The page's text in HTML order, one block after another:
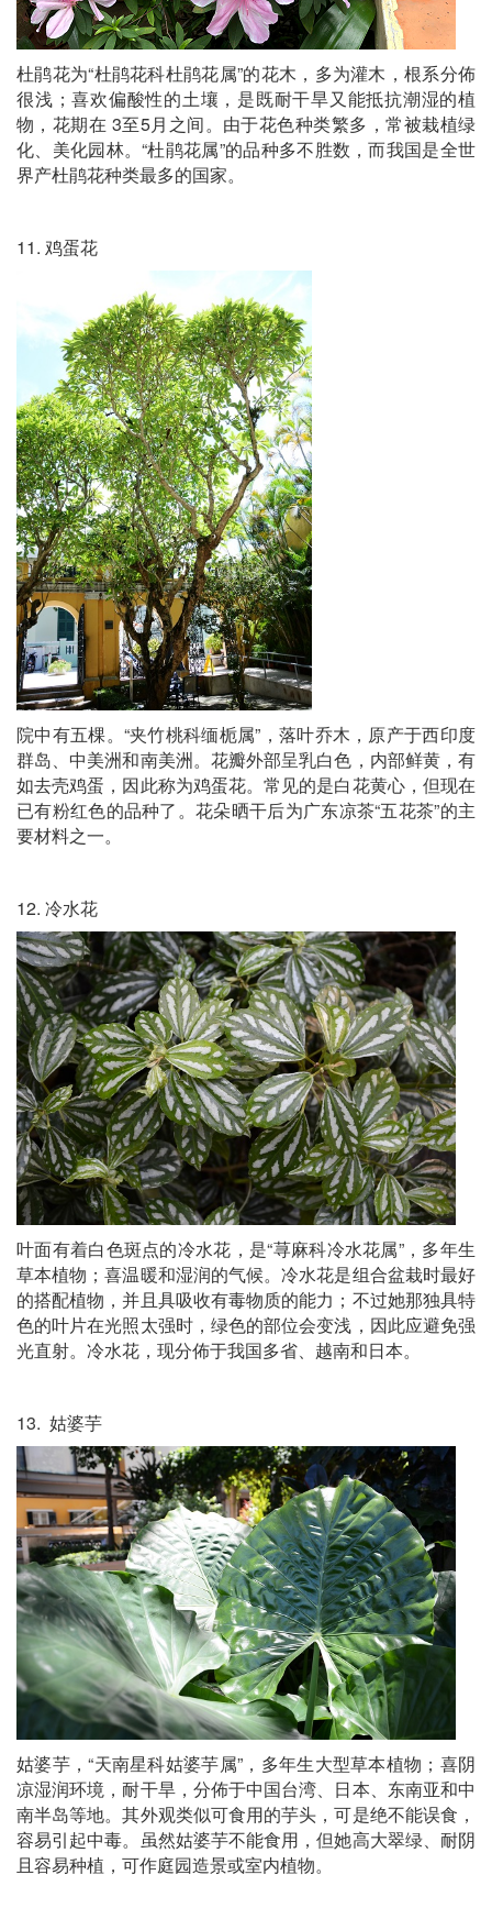
杜鹃花为“杜鹃花科杜鹃花属”的花木，多为灌木，根系分佈
很浅；喜欢偏酸性的土壤，是既耐干旱又能抵抗潮湿的植
物，花期在 3至5月之间。由于花色种类繁多，常被栽植绿
化、美化园林。“杜鹃花属”的品种多不胜数，而我国是全世
界产杜鹃花种类最多的国家。
11. 鸡蛋花
院中有五棵。“夹竹桃科缅栀属”，落叶乔木，原产于西印度
群岛、中美洲和南美洲。花瓣外部呈乳白色，内部鲜黄，有
如去壳鸡蛋，因此称为鸡蛋花。常见的是白花黄心，但现在
已有粉红色的品种了。花朵晒干后为广东凉茶“五花茶”的主
要材料之一。
12. 冷水花
叶面有着白色斑点的冷水花，是“荨麻科冷水花属”，多年生
草本植物；喜温暖和湿润的气候。冷水花是组合盆栽时最好
的搭配植物，并且具吸收有毒物质的能力；不过她那独具特
色的叶片在光照太强时，绿色的部位会变浅，因此应避免强
光直射。冷水花，现分佈于我国多省、越南和日本。
13. 姑婆芋
姑婆芋，“天南星科姑婆芋属”，多年生大型草本植物；喜阴
凉湿润环境，耐干旱，分佈于中国台湾、日本、东南亚和中
南半岛等地。其外观类似可食用的芋头，可是绝不能误食，
容易引起中毒。虽然姑婆芋不能食用，但她高大翠绿、耐阴
且容易种植，可作庭园造景或室内植物。